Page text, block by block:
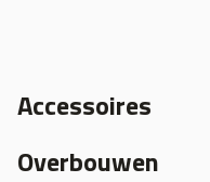
Accessoires
Overbouwen